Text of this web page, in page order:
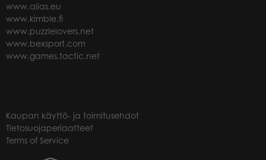
www.alias.eu
www.kimble.fi
www.puzzlelovers.net
www.bexsport.com
www.games.tactic.net
Kaupan käyttö- ja toimitusehdot
Tietosuojaperiaatteet
Terms of Service